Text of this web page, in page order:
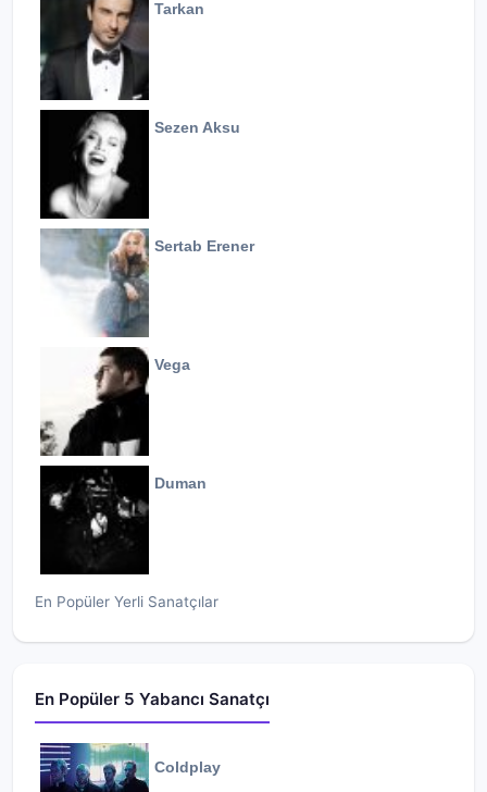
Tarkan
Sezen Aksu
Sertab Erener
Vega
Duman
En Popüler Yerli Sanatçılar
En Popüler 5 Yabancı Sanatçı
Coldplay